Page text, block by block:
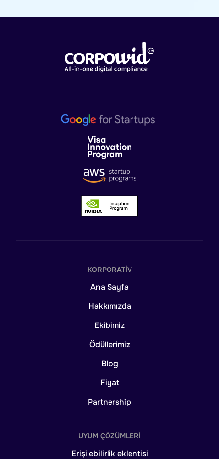
KORPORATIV
Ana Sayfa
Hakkımızda
Ekibimiz
Ödüllerimiz
Blog
Fiyat
Partnership
UYUM ÇÖZÜMLERI
Erişilebilirlik eklentisi